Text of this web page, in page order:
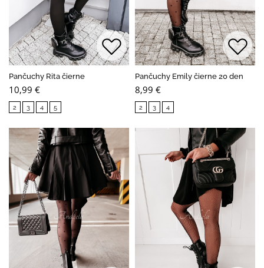
Pančuchy Rita čierne
10,99 €
2 3 4 5
Pančuchy Emily čierne 20 den
8,99 €
2 3 4